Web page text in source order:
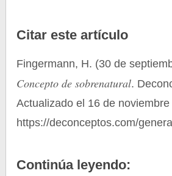
Citar este artículo
Fingermann, H. (30 de
Concepto de sobrenatural.
Actualizado el 16 de
https://deconceptos.com/
Continúa leyendo: